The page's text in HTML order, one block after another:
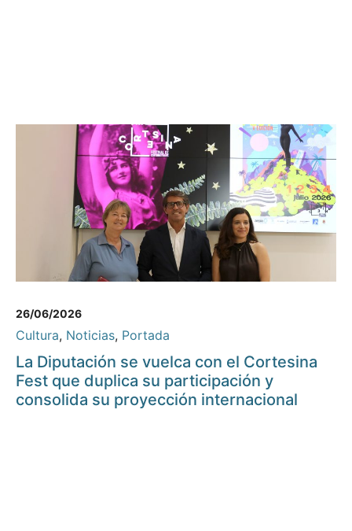
26/06/2026
Cultura, Noticias, Portada
La Diputación se vuelca con el Cortesina
Fest que duplica su participación y
consolida su proyección internacional